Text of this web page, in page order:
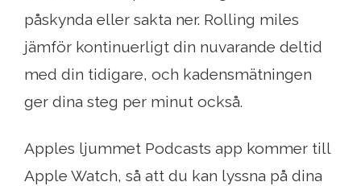
påskynda eller sakta ner. Rolling miles
jämför kontinuerligt din nuvarande deltid
med din tidigare, och kadensmätningen
ger dina steg per minut också.
Apples ljummet Podcasts app kommer till
Apple Watch, så att du kan lyssna på dina